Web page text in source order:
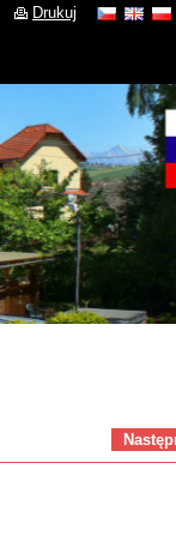
Drukuj